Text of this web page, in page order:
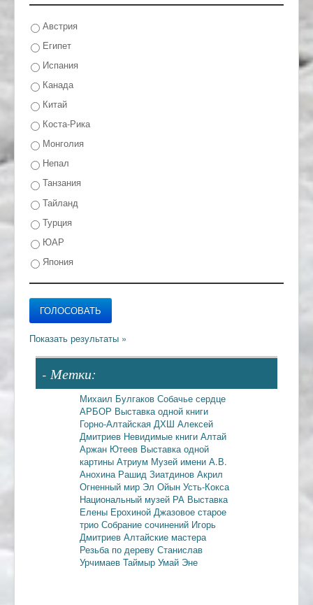
Австрия
Египет
Испания
Канада
Китай
Коста-Рика
Монголия
Непал
Танзания
Тайланд
Турция
ЮАР
Япония
- Метки:
Михаил Булгаков Собачье сердце
АРБОР Выставка одной книги
Горно-Алтайская ДХШ Алексей
Дмитриев Невидимые книги Алтай
Аржан Ютеев Выставка одной
картины Атриум Музей имени А.В.
Анохина Рашид Зиатдинов Акрил
Огненный мир Эл Ойын Усть-Кокса
Национальный музей РА Выставка
Елены Ерохиной Джазовое старое
трио Собрание сочинений Игорь
Дмитриев Алтайские мастера
Резьба по дереву Станислав
Урчимаев Таймыр Умай Эне